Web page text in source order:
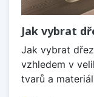
Jak vybrat
Jak vybrat
vzhledem v
tvarů a